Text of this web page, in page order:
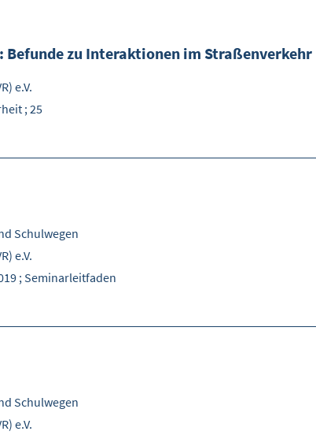
Befunde zu Interaktionen im Straßenverkehr
e.V.
; 25
Schulwegen
e.V.
; Seminarleitfaden
Schulwegen
e.V.